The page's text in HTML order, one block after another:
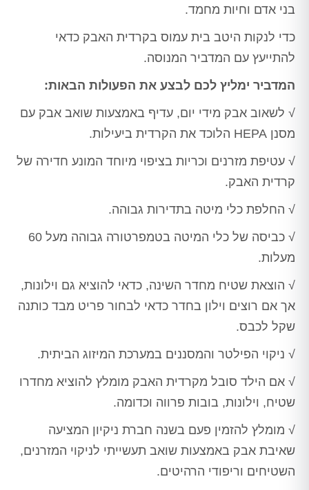
בני אדם וחיות מחמד.
כדי לנקות היטב בית עמוס בקרדית האבק כדאי
להתייעץ עם המדביר המנוסה.
המדביר ימליץ לכם לבצע את הפעולות הבאות:
√ לשאוב אבק מידי יום, עדיף באמצעות שואב אבק עם
מסנן HEPA הלוכד את הקרדית ביעילות.
√ עטיפת מזרנים וכריות בציפוי מיוחד המונע חדירה של
קרדית האבק.
√ החלפת כלי מיטה בתדירות גבוהה.
√ כביסה של כלי המיטה בטמפרטורה גבוהה מעל 60
מעלות.
√ הוצאת שטיח מחדר השינה, כדאי להוציא גם וילונות,
אך אם רוצים וילון בחדר כדאי לבחור פריט מבד כותנה
שקל לכבס.
√ ניקוי הפילטר והמסננים במערכת המיזוג הביתית.
√ אם הילד סובל מקרדית האבק מומלץ להוציא מחדרו
שטיח, וילונות, בובות פרווה וכדומה.
√ מומלץ להזמין פעם בשנה חברת ניקיון המציעה
שאיבת אבק באמצעות שואב תעשייתי לניקוי המזרנים,
השטיחים וריפודי הרהיטים.